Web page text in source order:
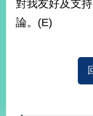
對我友好及支
論。(E)